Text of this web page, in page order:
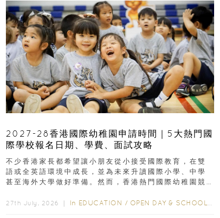
2027-28香港國際幼稚園申請時間｜5大熱門國
際學校報名日期、學費、面試攻略
不少香港家長都希望讓小朋友從小接受國際教育，在雙
語或全英語環境中成長，並為未來升讀國際小學、中學
甚至海外大學做好準備。然而，香港熱門國際幼稚園競
27th July, 2026 ｜ In EDUCATION / OPEN DAY & SCHOOL EVENTS